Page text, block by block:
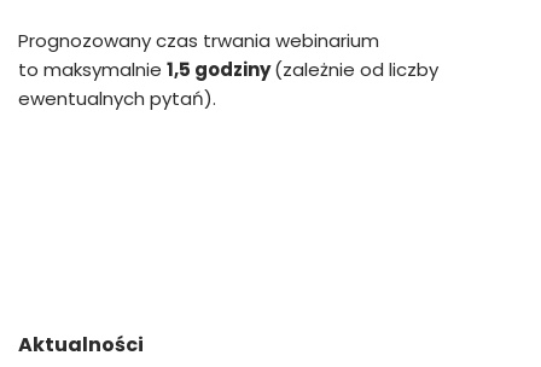
Prognozowany czas trwania webinarium
to maksymalnie 1,5 godziny(zależnie od liczby
ewentualnych pytań).
Aktualności